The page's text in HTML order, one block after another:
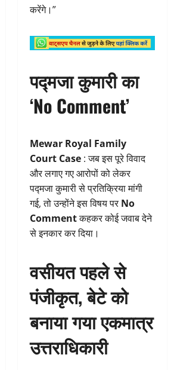
करेंगे।”
पद्मजा कुमारी का
‘No Comment’
Mewar Royal Family
Court Case : जब इस पूरे विवाद
और लगाए गए आरोपों को लेकर
पद्मजा कुमारी से प्रतिक्रिया मांगी
गई, तो उन्होंने इस विषय पर No
Commentकहकर कोई जवाब देने
से इनकार कर दिया।
वसीयत पहले से
पंजीकृत, बेटे को
बनाया गया एकमात्र
उत्तराधिकारी